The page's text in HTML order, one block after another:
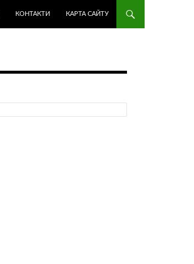
КОНТАКТИ КАРТА САЙТУ